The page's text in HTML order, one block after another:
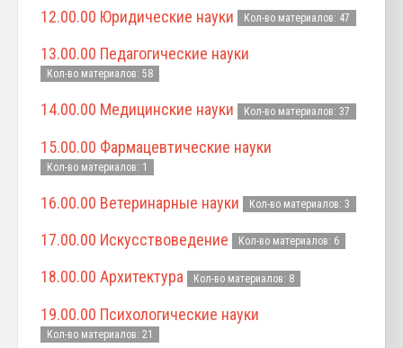
12.00.00 Юридические науки Кол-во материалов: 47
13.00.00 Педагогические науки
Кол-во материалов: 58
14.00.00 Медицинские науки Кол-во материалов: 37
15.00.00 Фармацевтические науки
Кол-во материалов: 1
16.00.00 Ветеринарные науки Кол-во материалов: 3
17.00.00 Искусствоведение Кол-во материалов: 6
18.00.00 Архитектура Кол-во материалов: 8
19.00.00 Психологические науки
Кол-во материалов: 21